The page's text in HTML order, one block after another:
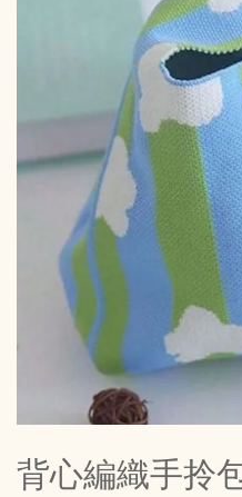
背心編織手拎